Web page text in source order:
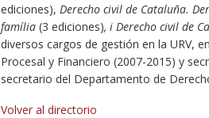
ediciones), Derecho civil de Cataluña.
família (3 ediciones), i Derecho civil de
diversos cargos de gestión en la URV,
Procesal y Financiero (2007-2015) y
secretario del Departamento de
Volver al directorio